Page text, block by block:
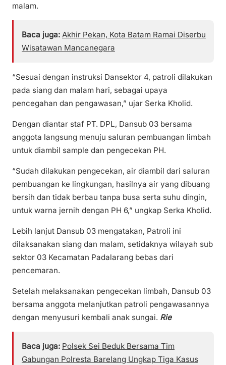
malam.
Baca juga: Akhir Pekan, Kota Batam Ramai Diserbu
Wisatawan Mancanegara
“Sesuai dengan instruksi Dansektor 4, patroli dilakukan
pada siang dan malam hari, sebagai upaya
pencegahan dan pengawasan,” ujar Serka Kholid.
Dengan diantar staf PT. DPL, Dansub 03 bersama
anggota langsung menuju saluran pembuangan limbah
untuk diambil sample dan pengecekan PH.
“Sudah dilakukan pengecekan, air diambil dari saluran
pembuangan ke lingkungan, hasilnya air yang dibuang
bersih dan tidak berbau tanpa busa serta suhu dingin,
untuk warna jernih dengan PH 6,” ungkap Serka Kholid.
Lebih lanjut Dansub 03 mengatakan, Patroli ini
dilaksanakan siang dan malam, setidaknya wilayah sub
sektor 03 Kecamatan Padalarang bebas dari
pencemaran.
Setelah melaksanakan pengecekan limbah, Dansub 03
bersama anggota melanjutkan patroli pengawasannya
dengan menyusuri kembali anak sungai. Rie
Baca juga: Polsek Sei Beduk Bersama Tim
Gabungan Polresta Barelang Ungkap Tiga Kasus